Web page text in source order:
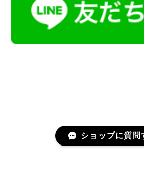
ショップに質問